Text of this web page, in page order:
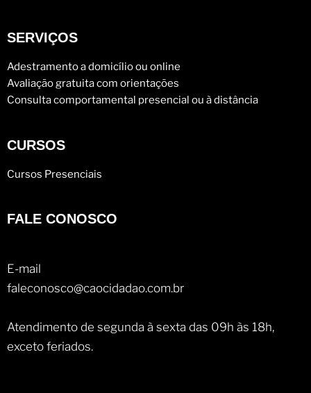
SERVIÇOS
Adestramento a domicílio ou online
Avaliação gratuita com orientações
Consulta comportamental presencial ou à distância
CURSOS
Cursos Presenciais
FALE CONOSCO
E-mail
faleconosco@caocidadao.com.br
Atendimento de segunda à sexta das 09h às 18h,
exceto feriados.